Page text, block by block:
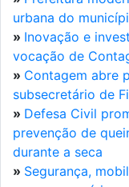
urbana do
» Inovação e
vocação de
» Contagem abre
subsecretário de
» Defesa Civil
prevenção de
durante a seca
» Segurança,